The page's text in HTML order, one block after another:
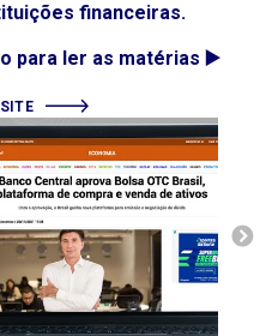
financeiras.
para ler as matérias ▶️